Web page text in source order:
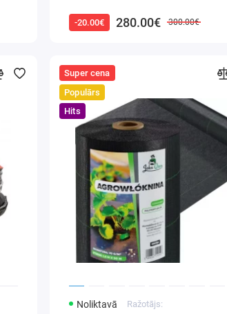
-20.00€ 280.00€ 300.00€
Super cena
Populārs
Hits
Noliktavā Ražotājs: